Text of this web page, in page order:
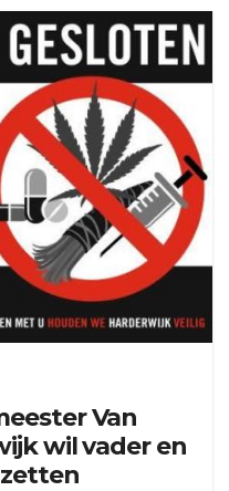
Van
wil vader en